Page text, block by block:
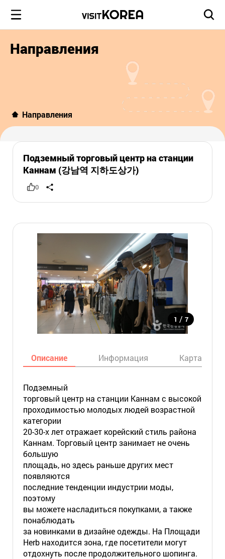
Направления
Направления
Подземный торговый центр на станции
Каннам (강남역 지하도상가)
0
1 / 7
Описание Информация Карта
Подземный
торговый центр на станции Каннам с высокой
проходимостью молодых людей возрастной
категории
20-30-х лет отражает корейский стиль района
Каннам. Торговый центр занимает не очень
большую
площадь, но здесь раньше других мест
появляются
последние тенденции индустрии моды,
поэтому
вы можете насладиться покупками, а также
понаблюдать
за новинками в дизайне одежды. На Площади
Herb находится зона, где посетители могут
отдохнуть после продолжительного шопинга.